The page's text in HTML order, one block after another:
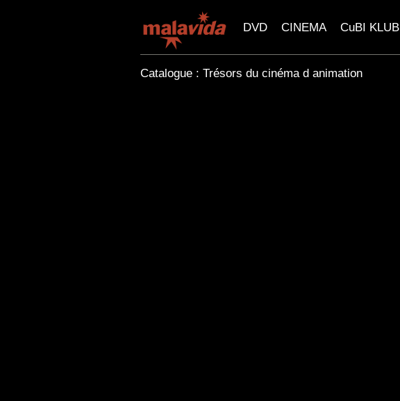
DVD CINEMA CuBI KLUB
Catalogue : Trésors du cinéma d animation